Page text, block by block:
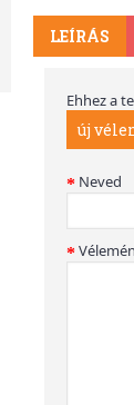
LEÍRÁS
Ehhez a
új
Neved